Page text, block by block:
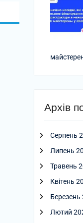
Архів
Серпень
Липень
Травень
Квітень
Березень
Лютий